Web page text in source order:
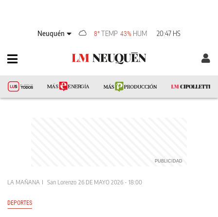
Neuquén 8°TEMP 43% HUM 20:47 HS
LA MAÑANA San Lorenzo 26 DE MAYO 2026 - 18:00
DEPORTES